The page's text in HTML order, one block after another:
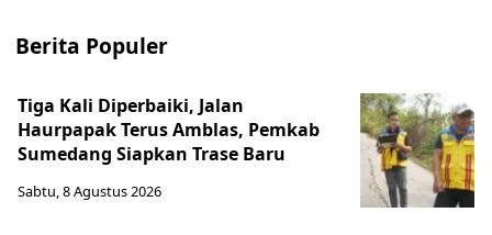
Berita Populer
Tiga Kali Diperbaiki, Jalan
Haurpapak Terus Amblas, Pemkab
Sumedang Siapkan Trase Baru
Sabtu, 8 Agustus 2026